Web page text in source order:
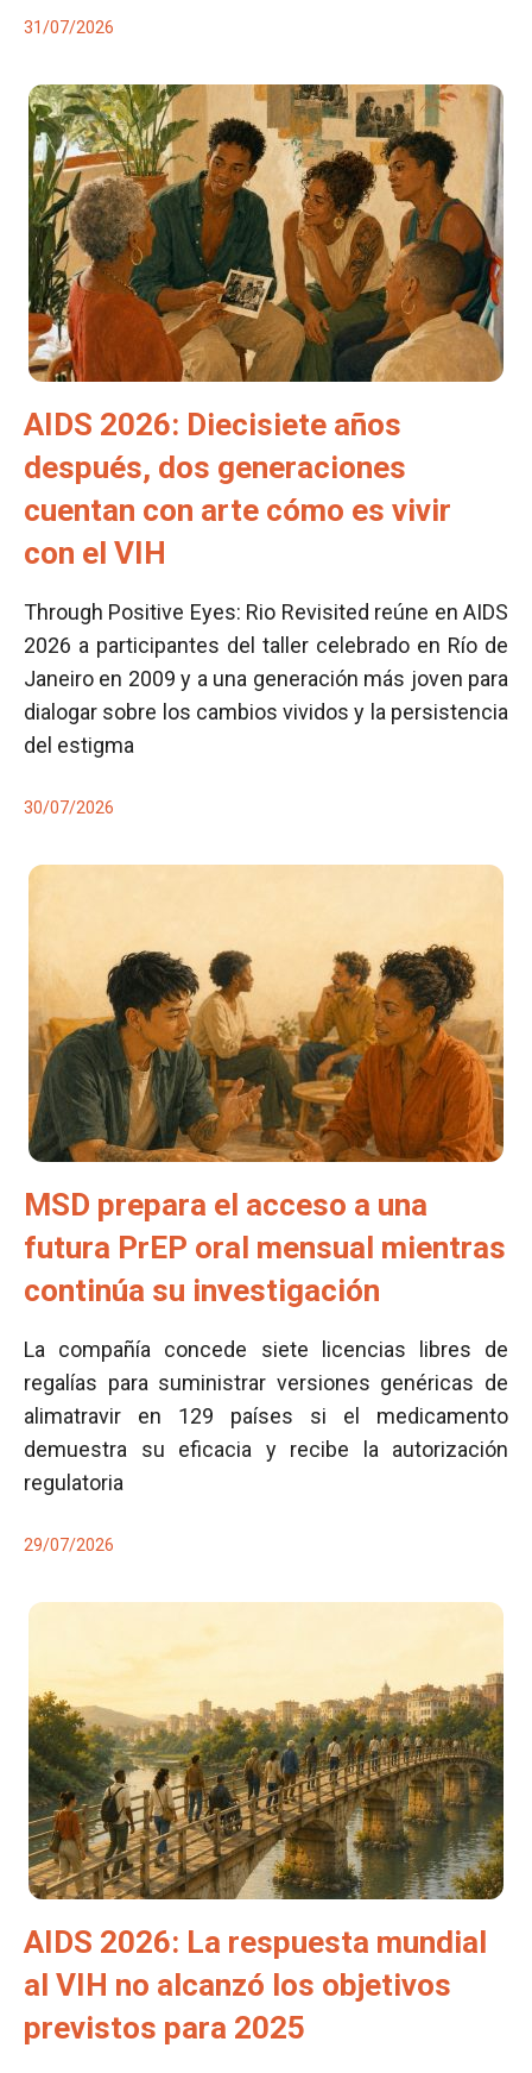
31/07/2026
AIDS 2026: Diecisiete años
después, dos generaciones
cuentan con arte cómo es vivir
con el VIH
Through Positive Eyes: Rio Revisited reúne en AIDS
2026 a participantes del taller celebrado en Río de
Janeiro en 2009 y a una generación más joven para
dialogar sobre los cambios vividos y la persistencia
del estigma
30/07/2026
MSD prepara el acceso a una
futura PrEP oral mensual mientras
continúa su investigación
La compañía concede siete licencias libres de
regalías para suministrar versiones genéricas de
alimatravir en 129 países si el medicamento
demuestra su eficacia y recibe la autorización
regulatoria
29/07/2026
AIDS 2026: La respuesta mundial
al VIH no alcanzó los objetivos
previstos para 2025